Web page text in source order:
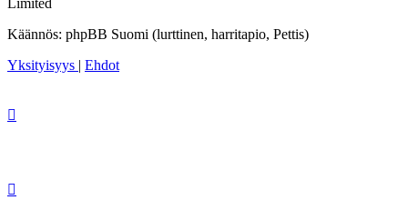
Limited
Käännös: phpBB Suomi (lurttinen, harritapio, Pettis)
Yksityisyys | Ehdot